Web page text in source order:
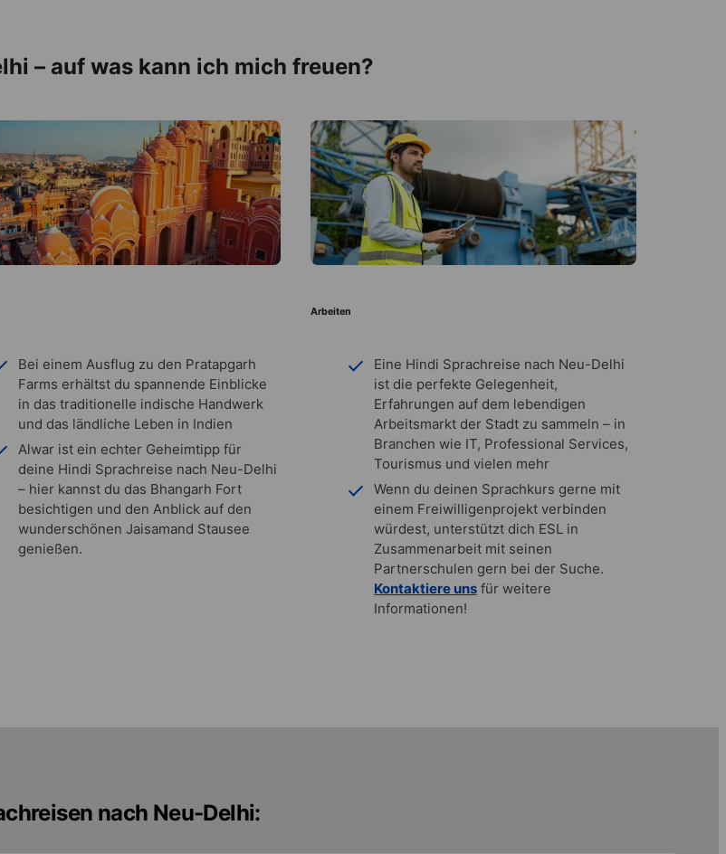
– auf was kann ich mich freuen?
Bei einem Ausflug zu den Pratapgarh
Farms erhältst du spannende Einblicke
in das traditionelle indische Handwerk
und das ländliche Leben in Indien
Alwar ist ein echter Geheimtipp für
deine Hindi Sprachreise nach Neu-Delhi
– hier kannst du das Bhangarh Fort
besichtigen und den Anblick auf den
wunderschönen Jaisamand Stausee
genießen.
Arbeiten
Eine Hindi Sprachreise nach Neu-Delhi
ist die perfekte Gelegenheit,
Erfahrungen auf dem lebendigen
Arbeitsmarkt der Stadt zu sammeln – in
Branchen wie IT, Professional Services,
Tourismus und vielen mehr
Wenn du deinen Sprachkurs gerne mit
einem Freiwilligenprojekt verbinden
würdest, unterstützt dich ESL in
Zusammenarbeit mit seinen
Partnerschulen gern bei der Suche.
Kontaktiere uns für weitere
Informationen!
nach Neu-Delhi: